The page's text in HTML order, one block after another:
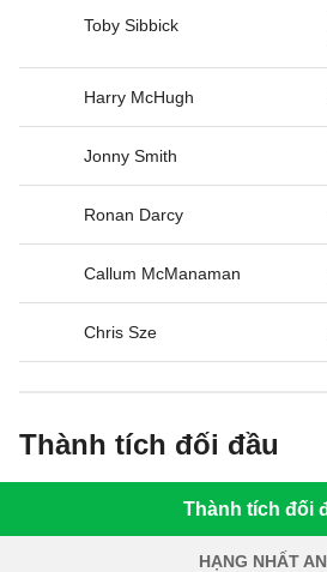
Toby Sibbick
Harry McHugh
Jonny Smith
Ronan Darcy
Callum McManaman
Chris Sze
Thành tích đối đầu
Thành tích đối
HẠNG NHẤT